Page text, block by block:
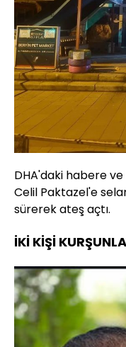
DHA'daki habere
Celil Paktazel'e
sürerek ateş açtı.
İKİ KİŞİ